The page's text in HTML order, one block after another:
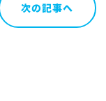
次の記事へ